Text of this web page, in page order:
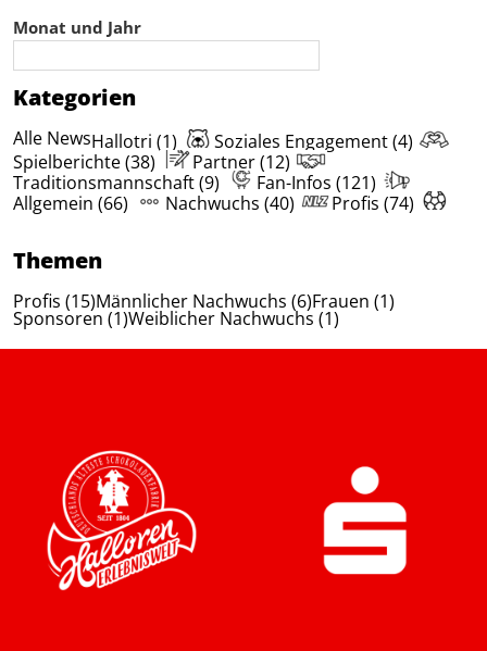
Monat und Jahr
Kategorien
Alle NewsHallotri (1)
Soziales Engagement (4)
Spielberichte (38)
Partner (12)
Traditionsmannschaft (9)
Fan-Infos (121)
Allgemein (66)
Nachwuchs (40) Profis (74)
Themen
Profis (15)Männlicher Nachwuchs (6)Frauen (1)
Sponsoren (1)Weiblicher Nachwuchs (1)